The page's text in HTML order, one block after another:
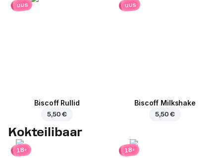
uus
Biscoff Rullid
5,50 €
uus
Biscoff Milkshake
5,50 €
Kokteilibaar
18+ 18+